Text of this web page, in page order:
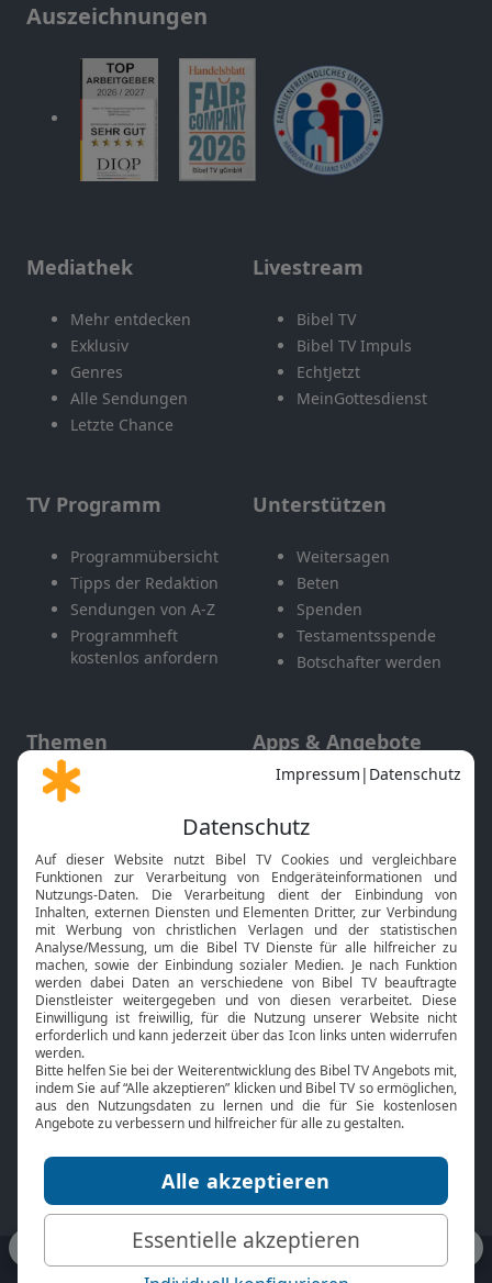
Auszeichnungen
Mediathek
Mehr entdecken
Exklusiv
Genres
Alle Sendungen
Letzte Chance
Livestream
Bibel TV
Bibel TV Impuls
EchtJetzt
MeinGottesdienst
TV Programm
Programmübersicht
Tipps der Redaktion
Sendungen von A-Z
Programmheft
kostenlos anfordern
Unterstützen
Weitersagen
Beten
Spenden
Testamentsspende
Botschafter werden
Themen
Gott und Bibel erklärt
Neuigkeiten
Apps & Angebote
Mobile App
Smart TV
HbbTV
Bibelthek Online-Bibel
Nächster Gottesdienst
Bibel TV
Über uns
Jobs
Mediadaten
Service
Kontakt
TV-Empfang
bibeltv.de: Impressum
Datenschutz